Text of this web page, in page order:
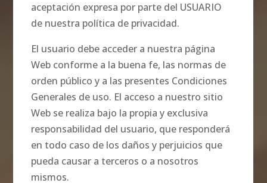
aceptación expresa por parte del USUARIO
de nuestra política de privacidad.
El usuario debe acceder a nuestra página
Web conforme a la buena fe, las normas de
orden público y a las presentes Condiciones
Generales de uso. El acceso a nuestro sitio
Web se realiza bajo la propia y exclusiva
responsabilidad del usuario, que responderá
en todo caso de los daños y perjuicios que
pueda causar a terceros o a nosotros
mismos.